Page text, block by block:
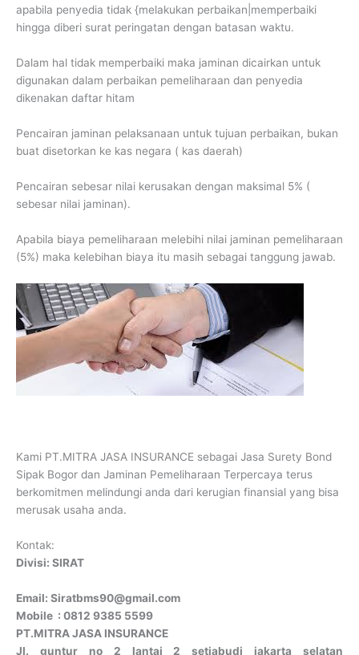
apabila penyedia tidak {melakukan perbaikan|memperbaiki
hingga diberi surat peringatan dengan batasan waktu.
Dalam hal tidak memperbaiki maka jaminan dicairkan untuk
digunakan dalam perbaikan pemeliharaan dan penyedia
dikenakan daftar hitam
Pencairan jaminan pelaksanaan untuk tujuan perbaikan, bukan
buat disetorkan ke kas negara ( kas daerah)
Pencairan sebesar nilai kerusakan dengan maksimal 5% (
sebesar nilai jaminan).
Apabila biaya pemeliharaan melebihi nilai jaminan pemeliharaan
(5%) maka kelebihan biaya itu masih sebagai tanggung jawab.
Kami PT.MITRA JASA INSURANCE sebagai Jasa Surety Bond
Sipak Bogor dan Jaminan Pemeliharaan Terpercaya terus
berkomitmen melindungi anda dari kerugian finansial yang bisa
merusak usaha anda.
Kontak:
Divisi: SIRAT
Email: Siratbms90@gmail.com
Mobile : 0812 9385 5599
PT.MITRA JASA INSURANCE
Jl. guntur no 2 lantai 2 setiabudi jakarta selatan